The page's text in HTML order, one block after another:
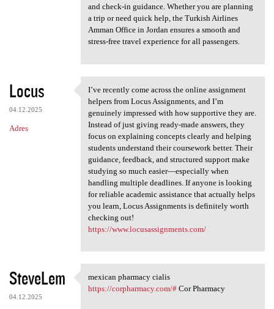
and check-in guidance. Whether you are planning
a trip or need quick help, the Turkish Airlines
Amman Office in Jordan ensures a smooth and
stress-free travel experience for all passengers.
Locus
04.12.2025
Adres
I’ve recently come across the
I’ve recently come across the online assignment
helpers from Locus Assignments, and I’m
genuinely impressed with how supportive they are.
Instead of just giving ready-made answers, they
focus on explaining concepts clearly and helping
students understand their coursework better. Their
guidance, feedback, and structured support make
studying so much easier—especially when
handling multiple deadlines. If anyone is looking
for reliable academic assistance that actually helps
you learn, Locus Assignments is definitely worth
checking out!
https://www.locusassignments.com/
SteveLem
04.12.2025
mexican pharmacy cialis https
mexican pharmacy cialis
https://corpharmacy.com/#Cor Pharmacy